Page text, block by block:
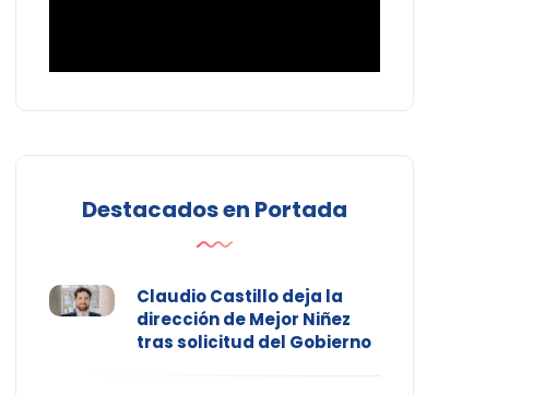
Destacados en Portada
Claudio Castillo deja la
dirección de Mejor Niñez
tras solicitud del Gobierno